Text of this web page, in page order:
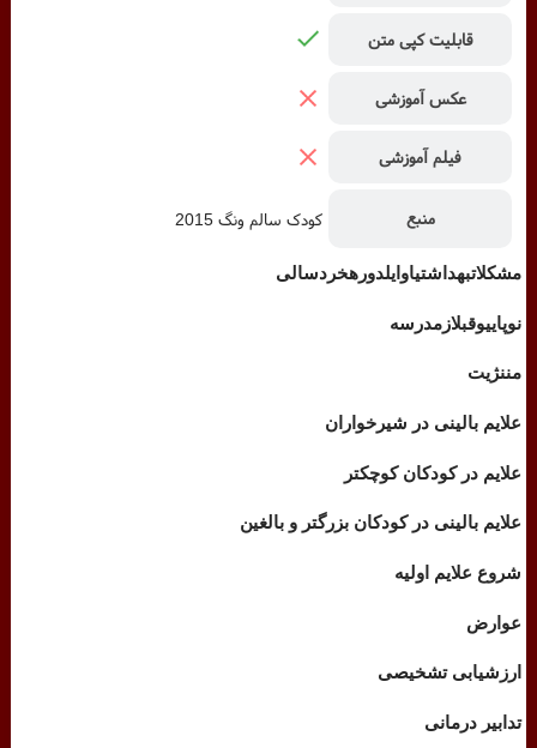
قابلیت کپی متن
عکس آموزشی
فیلم آموزشی
منبع کودک سالم ونگ 2015
مشکلاتبهداشتیاوایلدورهخردسالی
نوپاییوقبلازمدرسه
مننژیت
علایم بالینی در شیرخواران
علایم در کودکان کوچکتر
علایم بالینی در کودکان بزرگتر و بالغین
شروع علایم اولیه
عوارض
ارزشیابی تشخیصی
تدابیر درمانی